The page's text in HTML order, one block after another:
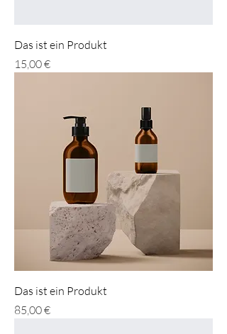
Das ist ein Produkt
Preis
15,00 €
Das ist ein Produkt
Preis
85,00 €